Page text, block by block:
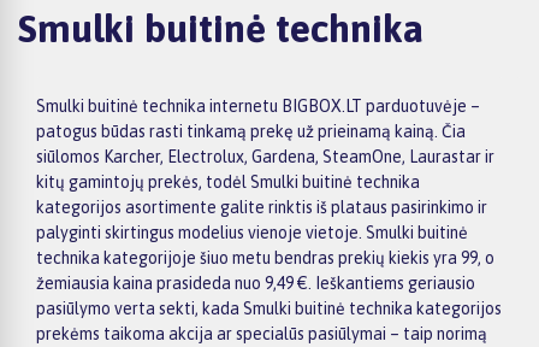
Smulki buitinė technika
Smulki buitinė technika internetu BIGBOX.LT parduotuvėje –
patogus būdas rasti tinkamą prekę už prieinamą kainą. Čia
siūlomos Karcher, Electrolux, Gardena, SteamOne, Laurastar ir
kitų gamintojų prekės, todėl Smulki buitinė technika
kategorijos asortimente galite rinktis iš plataus pasirinkimo ir
palyginti skirtingus modelius vienoje vietoje. Smulki buitinė
technika kategorijoje šiuo metu bendras prekių kiekis yra 99, o
žemiausia kaina prasideda nuo 9,49 €. Ieškantiems geriausio
pasiūlymo verta sekti, kada Smulki buitinė technika kategorijos
prekėms taikoma akcija ar specialūs pasiūlymai – taip norimą